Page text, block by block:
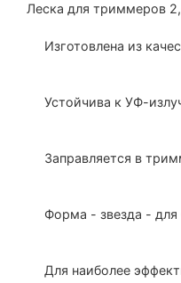
Леска для триммеров
Изготовлена из
Устойчива к УФ-
Заправляется в
Форма - звезда - для
Для наиболее